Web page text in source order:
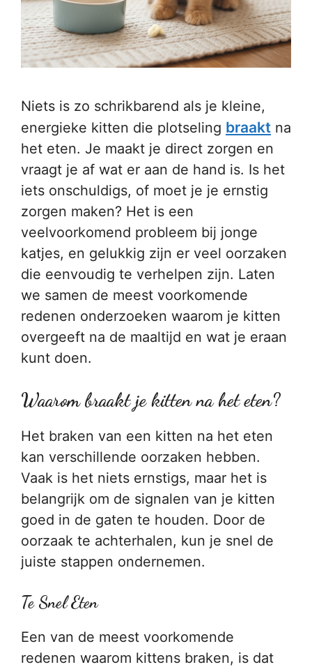
Niets is zo schrikbarend als je kleine,
energieke kitten die plotseling braakt na
het eten. Je maakt je direct zorgen en
vraagt je af wat er aan de hand is. Is het
iets onschuldigs, of moet je je ernstig
zorgen maken? Het is een
veelvoorkomend probleem bij jonge
katjes, en gelukkig zijn er veel oorzaken
die eenvoudig te verhelpen zijn. Laten
we samen de meest voorkomende
redenen onderzoeken waarom je kitten
overgeeft na de maaltijd en wat je eraan
kunt doen.
Waarom braakt je kitten na het eten?
Het braken van een kitten na het eten
kan verschillende oorzaken hebben.
Vaak is het niets ernstigs, maar het is
belangrijk om de signalen van je kitten
goed in de gaten te houden. Door de
oorzaak te achterhalen, kun je snel de
juiste stappen ondernemen.
Te Snel Eten
Een van de meest voorkomende
redenen waarom kittens braken, is dat